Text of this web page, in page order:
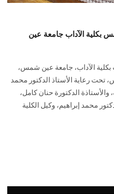
بكلية الآداب جامعة عين
الآداب، جامعة عين شمس،
تحت رعاية الأستاذ الدكتور محمد
والأستاذة الدكتورة حنان كامل،
محمد إبراهيم، وكيل الكلية